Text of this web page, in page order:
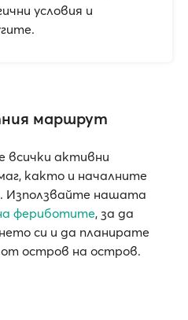
условия и
маршрут
всички активни
както и началните
Използвайте нашата
фериботите, за да
си и да планирате
остров на остров.